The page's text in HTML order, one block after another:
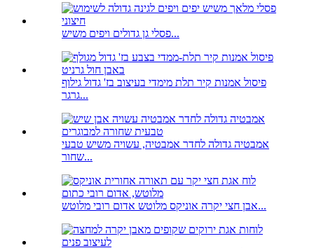
פסלי גן גדולים ויפים משיש...
פיסול אמנות קיר תלת מימדי בעיצוב בז' גדול גילוף
גרגר...
אמבטיה גדולה לחדר אמבטיה, עשויה משיש טבעי
שחור...
אבן חצי יקרה אוניקס מלוטש אדום רובי מלוטש...